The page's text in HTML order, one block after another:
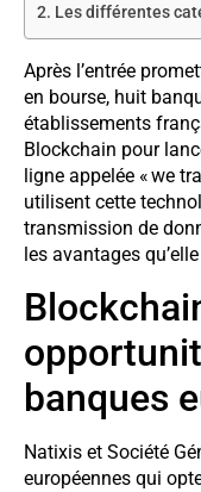
Les différentes
Après l’entrée
en bourse, huit
établissements
Blockchain pour
ligne appelée « we
utilisent cette
transmission de
les avantages
banques
Natixis et Société
européennes qui